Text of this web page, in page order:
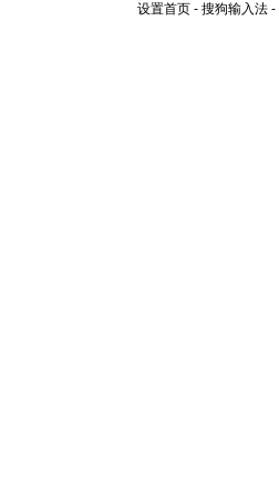
设置首页 - 搜狗输入法 -